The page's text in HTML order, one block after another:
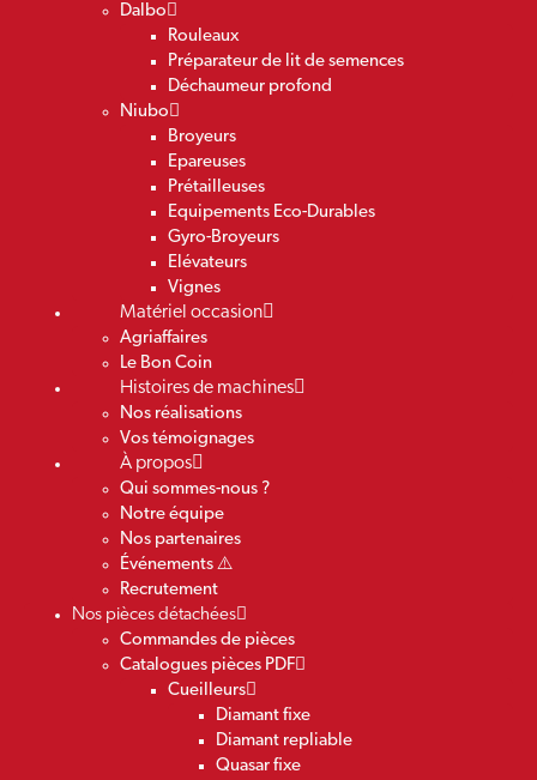
Dalbo
Rouleaux
Préparateur de lit de semences
Déchaumeur profond
Niubo
Broyeurs
Epareuses
Prétailleuses
Equipements Eco-Durables
Gyro-Broyeurs
Elévateurs
Vignes
Matériel occasion
Agriaffaires
Le Bon Coin
Histoires de machines
Nos réalisations
Vos témoignages
À propos
Qui sommes-nous ?
Notre équipe
Nos partenaires
Événements ⚠️
Recrutement
Nos pièces détachées
Commandes de pièces
Catalogues pièces PDF
Cueilleurs
Diamant fixe
Diamant repliable
Quasar fixe